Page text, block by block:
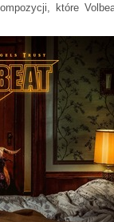
które